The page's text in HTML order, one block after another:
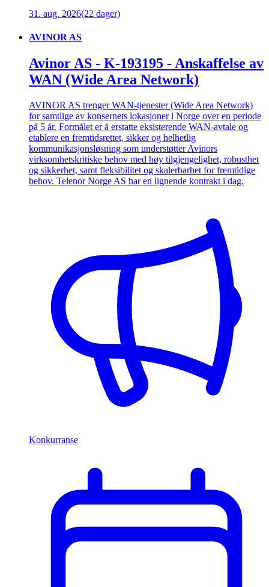
31. aug. 2026(22 dager)
AVINOR AS
Avinor AS - K-193195 - Anskaffelse av
WAN (Wide Area Network)
AVINOR AS trenger WAN-tjenester (Wide Area Network)
for samtlige av konsernets lokasjoner i Norge over en periode
på 5 år. Formålet er å erstatte eksisterende WAN-avtale og
etablere en fremtidsrettet, sikker og helhetlig
kommunikasjonsløsning som understøtter Avinors
virksomhetskritiske behov med høy tilgjengelighet, robusthet
og sikkerhet, samt fleksibilitet og skalerbarhet for fremtidige
behov. Telenor Norge AS har en lignende kontrakt i dag.
Konkurranse